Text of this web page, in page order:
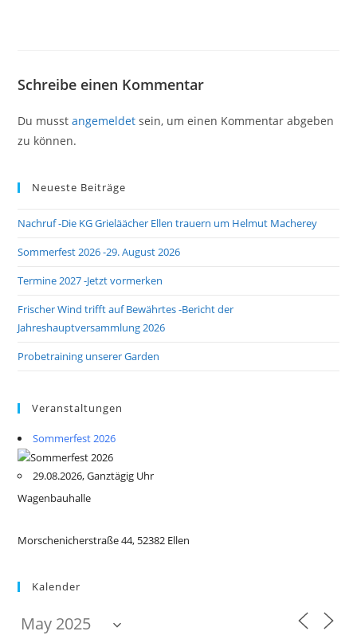
Schreibe einen Kommentar
Du musstangemeldet sein, um einen Kommentar abgeben
zu können.
Neueste Beiträge
Nachruf -Die KG Grieläächer Ellen trauern um Helmut Macherey
Sommerfest 2026 -29. August 2026
Termine 2027 -Jetzt vormerken
Frischer Wind trifft auf Bewährtes -Bericht der
Jahreshauptversammlung 2026
Probetraining unserer Garden
Veranstaltungen
Sommerfest 2026
29.08.2026, Ganztägig Uhr
Wagenbauhalle
Morschenicherstraße 44, 52382 Ellen
Kalender